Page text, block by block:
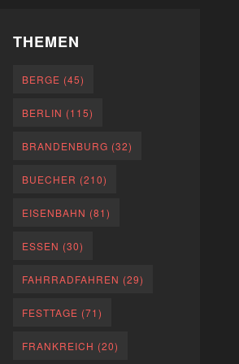
THEMEN
BERGE (45)
BERLIN (115)
BRANDENBURG (32)
BUECHER (210)
EISENBAHN (81)
ESSEN (30)
FAHRRADFAHREN (29)
FESTTAGE (71)
FRANKREICH (20)